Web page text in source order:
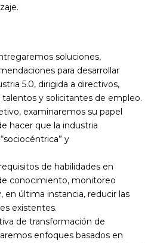
soluciones,
para desarrollar
5.0, dirigida a directivos,
y solicitantes de empleo.
examinaremos su papel
hacer que la industria
y
de habilidades en
conocimiento, monitoreo
en última instancia, reducir las
existentes.
de transformación de
enfoques basados en